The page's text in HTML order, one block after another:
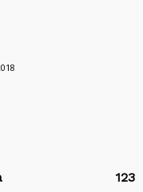
123